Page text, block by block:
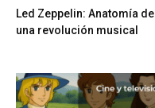
Led Zeppelin: Anatomía de
una revolución musical